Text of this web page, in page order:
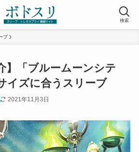
検索
ブ
】「ブルームーンシテ
イズに合うスリーブ
2021年11月3日